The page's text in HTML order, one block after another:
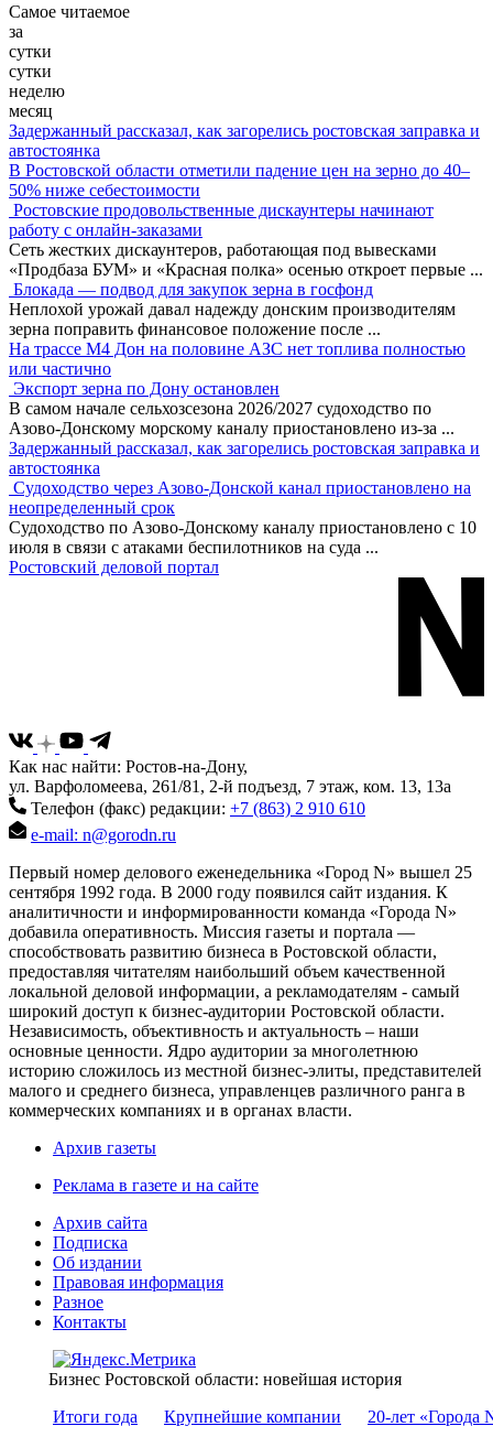
Самое читаемое
за
сутки
сутки
неделю
месяц
Задержанный рассказал, как загорелись ростовская заправка и
автостоянка
В Ростовской области отметили падение цен на зерно до 40–
50% ниже себестоимости
Ростовские продовольственные дискаунтеры начинают
работу с онлайн-заказами
Сеть жестких дискаунтеров, работающая под вывесками
«Продбаза БУМ» и «Красная полка» осенью откроет первые ...
Блокада — подвод для закупок зерна в госфонд
Неплохой урожай давал надежду донским производителям
зерна поправить финансовое положение после ...
На трассе М4 Дон на половине АЗС нет топлива полностью
или частично
Экспорт зерна по Дону остановлен
В самом начале сельхозсезона 2026/2027 судоходство по
Азово-Донскому морскому каналу приостановлено из-за ...
Задержанный рассказал, как загорелись ростовская заправка и
автостоянка
Судоходство через Азово-Донской канал приостановлено на
неопределенный срок
Судоходство по Азово-Донскому каналу приостановлено с 10
июля в связи с атаками беспилотников на суда ...
Ростовский деловой портал
Как нас найти: Ростов-на-Дону,
ул. Варфоломеева, 261/81, 2-й подъезд, 7 этаж, ком. 13, 13а
Телефон (факс) редакции: +7 (863) 2 910 610
e-mail: n@gorodn.ru
Первый номер делового еженедельника «Город N» вышел 25
сентября 1992 года. В 2000 году появился сайт издания. К
аналитичности и информированности команда «Города N»
добавила оперативность. Миссия газеты и портала —
способствовать развитию бизнеса в Ростовской области,
предоставляя читателям наибольший объем качественной
локальной деловой информации, а рекламодателям - самый
широкий доступ к бизнес-аудитории Ростовской области.
Независимость, объективность и актуальность – наши
основные ценности. Ядро аудитории за многолетнюю
историю сложилось из местной бизнес-элиты, представителей
малого и среднего бизнеса, управленцев различного ранга в
коммерческих компаниях и в органах власти.
Архив газеты
Реклама в газете и на сайте
Архив сайта
Подписка
Об издании
Правовая информация
Разное
Контакты
Бизнес Ростовской области: новейшая история
Итоги года
Крупнейшие компании 20-лет «Города